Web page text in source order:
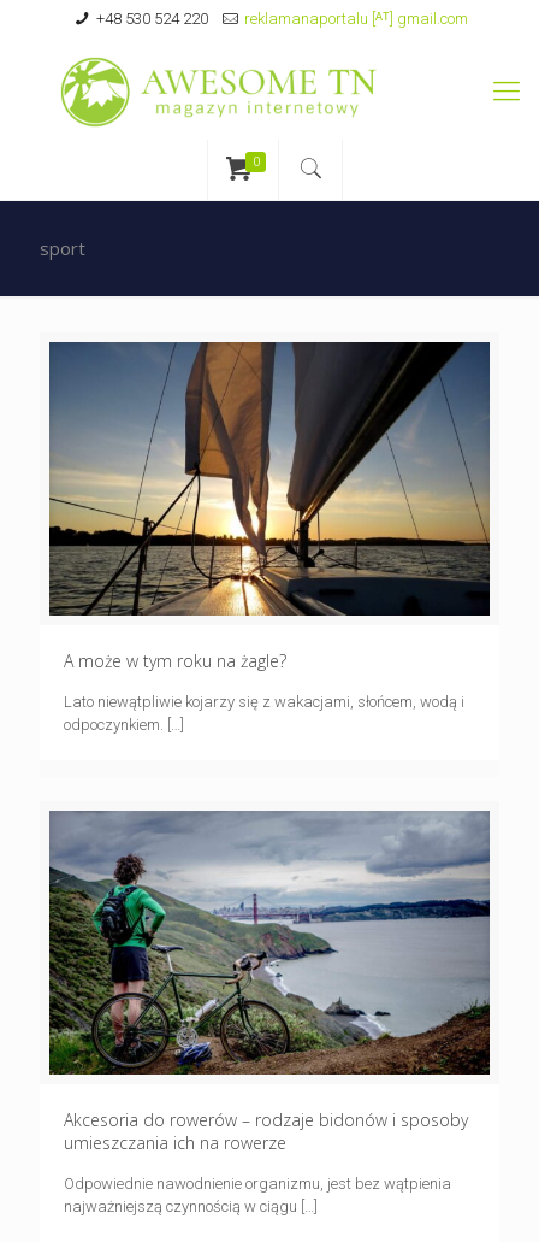
+48 530 524 220 reklamanaportalu [ᴬᵀ] gmail.com
0
sport
A może w tym roku na żagle?
Lato niewątpliwie kojarzy się z wakacjami, słońcem, wodą i
odpoczynkiem. […]
Akcesoria do rowerów – rodzaje bidonów i sposoby
umieszczania ich na rowerze
Odpowiednie nawodnienie organizmu, jest bez wątpienia
najważniejszą czynnością w ciągu […]